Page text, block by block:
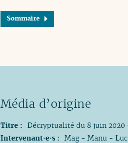
Sommaire
Titre : Décryptualité du 8 juin 2020
Intervenant·e·s : Mag - Manu - Luc